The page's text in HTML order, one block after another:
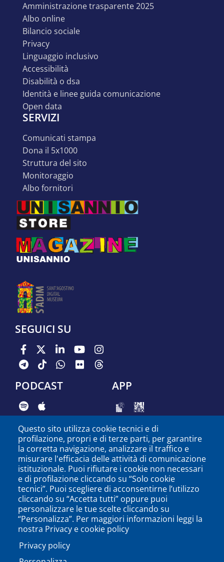
amministrazione trasparente 2025
albo online
bilancio sociale
privacy
linguaggio inclusivo
accessibilità
disabilità o dsa
identità e linee guida comunicazione
open data
SERVIZI
comunicati stampa
dona il 5x1000
struttura del sito
monitoraggio
albo fornitori
SEGUICI SU
PODCAST APP
Questo sito utilizza cookie tecnici e di
profilazione, propri e di terze parti, per garantire
la corretta navigazione, analizzare il traffico e
misurare l'efficacia delle attività di comunicazione
istituzionale. Puoi rifiutare i cookie non necessari
e di profilazione cliccando su “Solo cookie
tecnici”. Puoi scegliere di acconsentirne l’utilizzo
cliccando su “Accetta tutti” oppure puoi
personalizzare le tue scelte cliccando su
“Personalizza”. Per maggiori informazioni leggi la
nostra Privacy e cookie policy
Privacy policy
Università degli Studi del Sannio di Benevento - Piazza
Guerrazzi, 82100 Benevento, ITALY P.IVA: 01114010620